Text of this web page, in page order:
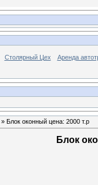
Столярный Цех Аренда
» Блок оконный цена: 2000 т.р
Блок